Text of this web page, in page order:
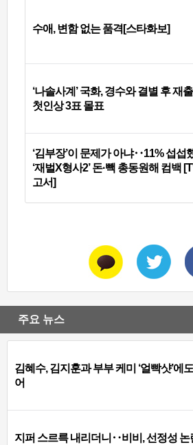
수애, 변함 없는 품격[스타화보]
‘나솔사계’ 국화, 경수와 결별 후 재
첫인상 3표 몰표
‘김부장’이 문제가 아냐‥11% 섭섭
‘재벌X형사2’ 돈·빽 총동원해 컴백
고서]
주요 뉴스
김혜수, 김지훈과 부부 케미 ‘얼빡샷’에
어
지퍼 스르륵 내리더니‥비비, 선정성 논